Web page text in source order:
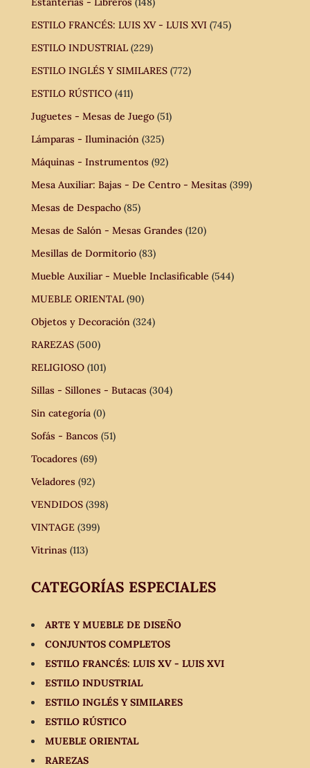
ESTILO FRANCÉS: LUIS XV - LUIS XVI (745)
ESTILO INDUSTRIAL (229)
ESTILO INGLÉS Y SIMILARES (772)
ESTILO RÚSTICO (411)
Juguetes - Mesas de Juego (51)
Lámparas - Iluminación (325)
Máquinas - Instrumentos (92)
Mesa Auxiliar: Bajas - De Centro - Mesitas (399)
Mesas de Despacho (85)
Mesas de Salón - Mesas Grandes (120)
Mesillas de Dormitorio (83)
Mueble Auxiliar - Mueble Inclasificable (544)
MUEBLE ORIENTAL (90)
Objetos y Decoración (324)
RAREZAS (500)
RELIGIOSO (101)
Sillas - Sillones - Butacas (304)
Sin categoría (0)
Sofás - Bancos (51)
Tocadores (69)
Veladores (92)
VENDIDOS (398)
VINTAGE (399)
Vitrinas (113)
CATEGORÍAS ESPECIALES
ARTE Y MUEBLE DE DISEÑO
CONJUNTOS COMPLETOS
ESTILO FRANCÉS: LUIS XV - LUIS XVI
ESTILO INDUSTRIAL
ESTILO INGLÉS Y SIMILARES
ESTILO RÚSTICO
MUEBLE ORIENTAL
RAREZAS